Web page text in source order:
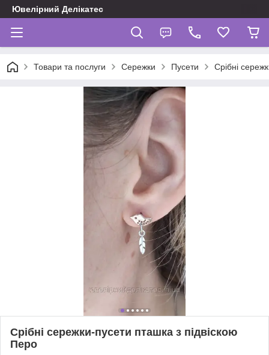
Ювелірний Делікатес
Товари та послуги Сережки Пусети Срібні
Срібні сережки-пусети пташка з підвіскою
Перо